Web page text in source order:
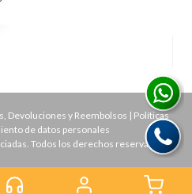
Devoluciones y Reembolsos | Políticas
de datos personales
Todos los derechos reservados.